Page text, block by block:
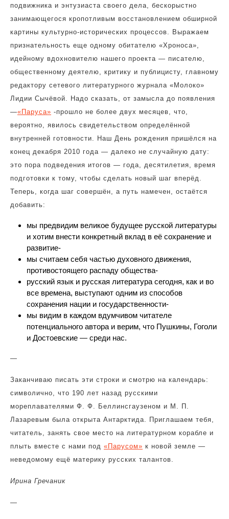
подвижника и энтузиаста своего дела, бескорыстно
занимающегося кропотливым восстановлением обширной
картины культурно-исторических процессов. Выражаем
признательность еще одному обитателю «Хроноса»,
идейному вдохновителю нашего проекта — писателю,
общественному деятелю, критику и публицисту, главному
редактору сетевого литературного журнала «Молоко»
Лидии Сычёвой. Надо сказать, от замысла до появления
—«Паруса» -прошло не более двух месяцев, что,
вероятно, явилось свидетельством определённой
внутренней готовности. Наш День рождения пришёлся на
конец декабря 2010 года — далеко не случайную дату:
это пора подведения итогов — года, десятилетия, время
подготовки к тому, чтобы сделать новый шаг вперёд.
Теперь, когда шаг совершён, а путь намечен, остаётся
добавить:
мы предвидим великое будущее русской литературы
и хотим внести конкретный вклад в её сохранение и
развитие-
мы считаем себя частью духовного движения,
противостоящего распаду общества-
русский язык и русская литература сегодня, как и во
все времена, выступают одним из способов
сохранения нации и государственности-
мы видим в каждом вдумчивом читателе
потенциального автора и верим, что Пушкины, Гоголи
и Достоевские — среди нас.
—
Заканчиваю писать эти строки и смотрю на календарь:
символично, что 190 лет назад русскими
мореплавателями Ф. Ф. Беллинсгаузеном и М. П.
Лазаревым была открыта Антарктида. Приглашаем тебя,
читатель, занять свое место на литературном корабле и
плыть вместе с нами под «Парусом» к новой земле —
неведомому ещё материку русских талантов.
Ирина Гречаник
—